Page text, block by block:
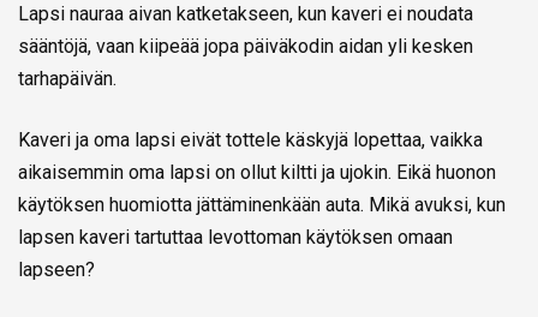
Lapsi nauraa aivan katketakseen, kun kaveri ei noudata
sääntöjä, vaan kiipeää jopa päiväkodin aidan yli kesken
tarhapäivän.
Kaveri ja oma lapsi eivät tottele käskyjä lopettaa, vaikka
aikaisemmin oma lapsi on ollut kiltti ja ujokin. Eikä huonon
käytöksen huomiotta jättäminenkään auta. Mikä avuksi, kun
lapsen kaveri tartuttaa levottoman käytöksen omaan
lapseen?